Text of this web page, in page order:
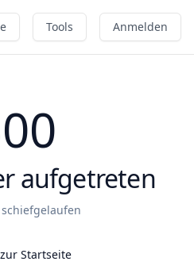
Tools Anmelden
aufgetreten
Startseite